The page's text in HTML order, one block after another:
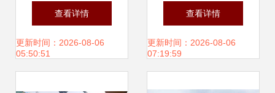
收费站附近上演生
死时刻 司机违
查看详情
更新时间：2026-08-06
05:50:51
机运输半挂车、罐
车及背罐车厂价直
查看详情
更新时间：2026-08-06
07:19:59